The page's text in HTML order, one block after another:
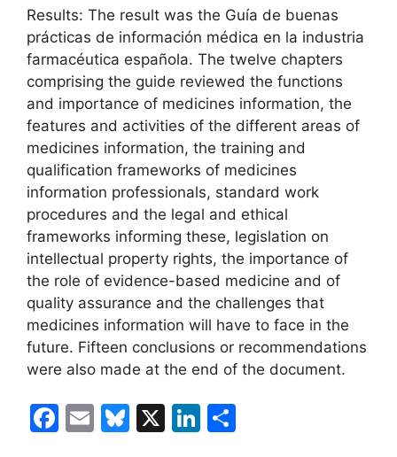
Results: The result was the Guía de buenas
prácticas de información médica en la industria
farmacéutica española. The twelve chapters
comprising the guide reviewed the functions
and importance of medicines information, the
features and activities of the different areas of
medicines information, the training and
qualification frameworks of medicines
information professionals, standard work
procedures and the legal and ethical
frameworks informing these, legislation on
intellectual property rights, the importance of
the role of evidence-based medicine and of
quality assurance and the challenges that
medicines information will have to face in the
future. Fifteen conclusions or recommendations
were also made at the end of the document.
F
E
Bl X
Li